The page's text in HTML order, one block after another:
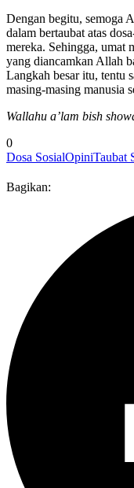
Dengan begitu, semoga
dalam bertaubat atas
mereka. Sehingga, umat
yang diancamkan Allah
Langkah besar itu, tentu
masing-masing manusia
Wallahu a’lam bish
0
Dosa SosialOpiniTaubat
Bagikan: